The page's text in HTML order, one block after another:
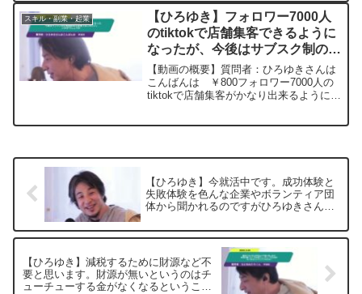
てなくて、本当に？そんな事無いでし
ょ！みたいな感じで終...
スキル・副業・起業
【ひろゆき】フォロワー7000人
のtiktokで店舗集客できるように
なったが、今後はサブスク制の動
画配信を、副業ではじめたい。い
かがでしょうか。ー ひろゆき切
り抜き 20240404
【動画の概要】質問者：ひろゆきさんは
こんばんは ￥800フォロワー7000人の
tiktokで店舗集客がかなり出来るようにな
【ひろゆき】今就活中です。成功体験と
失敗体験を色んな企業やボランティア団
体から聞かれるのですがひろゆきさんの
か？？ー ひろゆき切り抜き 20250221
【ひろゆき】減税するために財源など不
要と思います。財源が無いというのはチ
ューチューする金がなくなるということ